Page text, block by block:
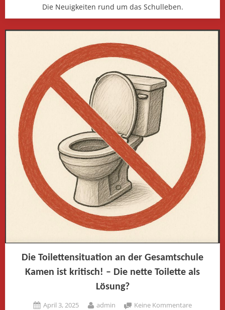
Die Neuigkeiten rund um das Schulleben.
Die Toilettensituation an der Gesamtschule
Kamen ist kritisch! – Die nette Toilette als
Lösung?
Posted
April 3, 2025 By
admin Keine Kommentarezu